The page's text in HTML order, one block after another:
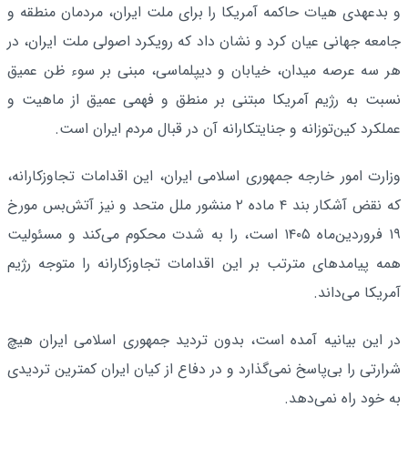
و بدعهدی هیات حاکمه آمریکا را برای ملت ایران، مردمان منطقه و
جامعه جهانی عیان کرد و نشان داد که رویکرد اصولی ملت ایران، در
هر سه عرصه میدان، خیابان و دیپلماسی، مبنی بر سوء ظن عمیق
نسبت به رژیم آمریکا مبتنی بر منطق و فهمی عمیق از ماهیت و
عملکرد کین‌توزانه و جنایتکارانه آن در قبال مردم ایران است.
وزارت امور خارجه جمهوری اسلامی ایران، این اقدامات تجاوزکارانه،
که نقض آشکار بند ۴ ماده ۲ منشور ملل متحد و نیز آتش‌بس مورخ
۱۹ فروردین‌ماه ۱۴۰۵ است، را به شدت محکوم می‌کند و مسئولیت
همه پیامدهای مترتب بر این اقدامات تجاوزکارانه را متوجه رژیم
آمریکا می‌داند.
در این بیانیه آمده است، بدون تردید جمهوری اسلامی ایران هیچ
شرارتی را بی‌پاسخ نمی‌گذارد و در دفاع از کیان ایران کمترین تردیدی
به خود راه نمی‌دهد.